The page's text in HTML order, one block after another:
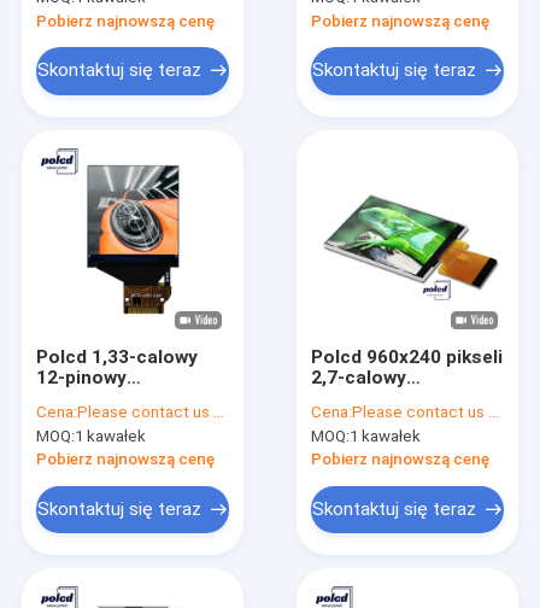
Pobierz najnowszą cenę
Skontaktuj się teraz
Pobierz najnowszą cenę
Skontaktuj się teraz
Polcd 1,33-calowy
12-pinowy
żyłowy Ips 240x240
ST7789V RGB
Pionowy pasek
Cena:Please contact us for latest price
MOQ:1 kawałek
Pobierz najnowszą cenę
Skontaktuj się teraz
Polcd 960x240 pikseli
2,7-calowy
Kolory 262K Mały
wyświetlacz TFT
Cena:Please contact us for latest price
MOQ:1 kawałek
Pobierz najnowszą cenę
Skontaktuj się teraz